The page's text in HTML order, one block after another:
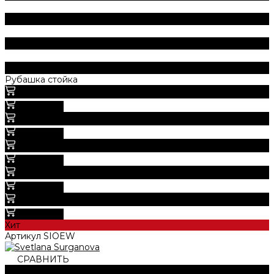
Рубашка стойка
Хит
Артикул SIOEW
СРАВНИТЬ